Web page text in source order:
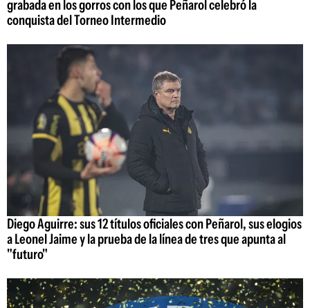
grabada en los gorros con los que Peñarol celebró la
conquista del Torneo Intermedio
Diego Aguirre: sus 12 títulos oficiales con Peñarol, sus elogios
a Leonel Jaime y la prueba de la línea de tres que apunta al
"futuro"